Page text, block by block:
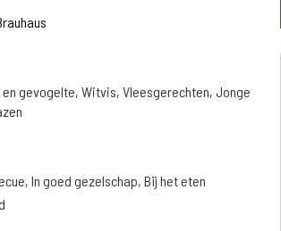
en gevogelte, Witvis, Vleesgerechten, Jonge
In goed gezelschap, Bij het eten